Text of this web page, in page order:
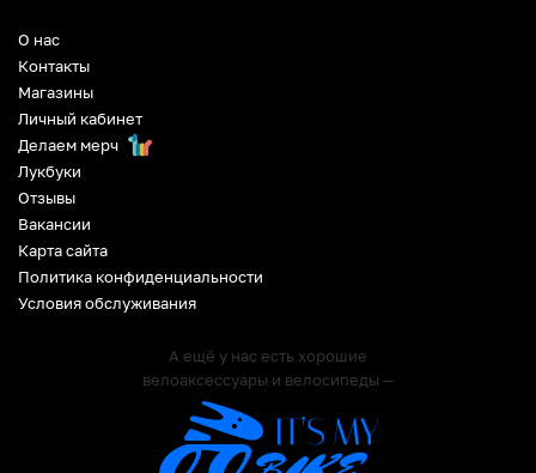
О нас
Контакты
Магазины
Личный кабинет
Делаем мерч
Лукбуки
Отзывы
Вакансии
Карта сайта
Политика конфиденциальности
Условия обслуживания
А ещё у нас есть хорошие
велоаксессуары и велосипеды —